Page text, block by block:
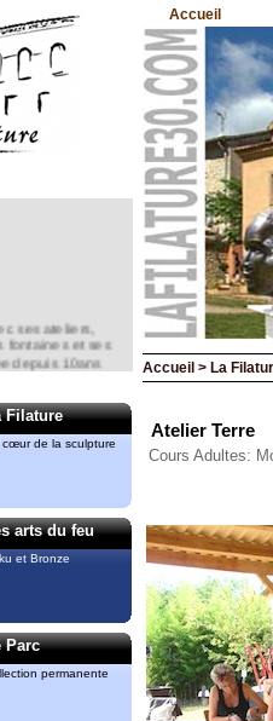
ses ateliers,
fontaines et ses
depuis 10ans
de la
notamment le
mai.
et Gérard
Ils animent
et
et “Bronze“
11 83 51 82
85 83
dont
a pris le
Guiraud.
Filature
cœur de la sculpture
arts du feu
et Bronze
Parc
permanente
Accueil
Accueil > La
Atelier Terre
Cours Adultes: